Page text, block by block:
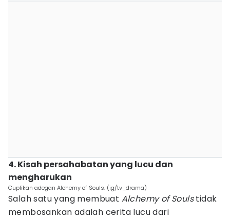
4. Kisah persahabatan yang lucu dan
mengharukan
Cuplikan adegan Alchemy of Souls. (ig/tv_drama)
Salah satu yang membuat Alchemy of Soulstidak
membosankan adalah cerita lucu dari